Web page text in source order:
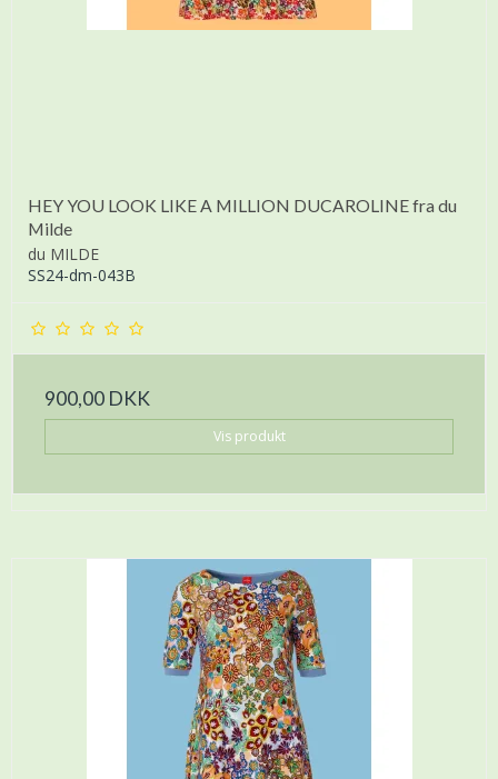
HEY YOU LOOK LIKE A MILLION DUCAROLINE fra du
Milde
du MILDE
SS24-dm-043B
900,00 DKK
Vis produkt